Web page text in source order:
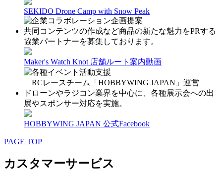
SEKIDO Drone Camp with Snow Peak
企業コラボレーション企画提案
共同コンテンツの作成など商品の新たな魅力をPRする
協業パートナーを募集しております。
Maker's Watch Knot 店舗ルート案内動画
各種イベント活動支援
RCレースチーム「HOBBYWING JAPAN」運営
ドローンやラジコン業界を中心に、各種展示会への出
展やスポンサー対応を実施。
HOBBYWING JAPAN 公式Facebook
PAGE TOP
カスタマーサービス